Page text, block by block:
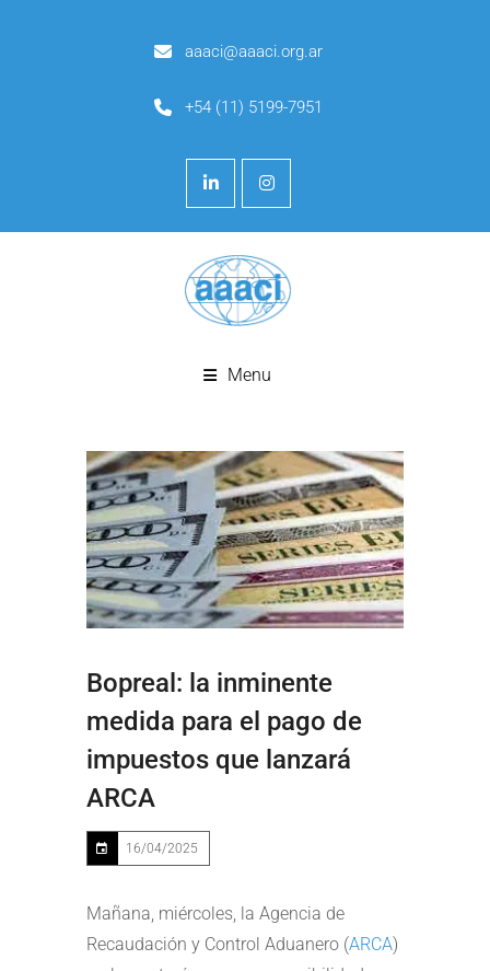
aaaci@aaaci.org.ar
+54 (11) 5199-7951
Menu
Bopreal: la inminente
medida para el pago de
impuestos que lanzará
ARCA
16/04/2025
Mañana, miércoles, la Agencia de
Recaudación y Control Aduanero (ARCA)